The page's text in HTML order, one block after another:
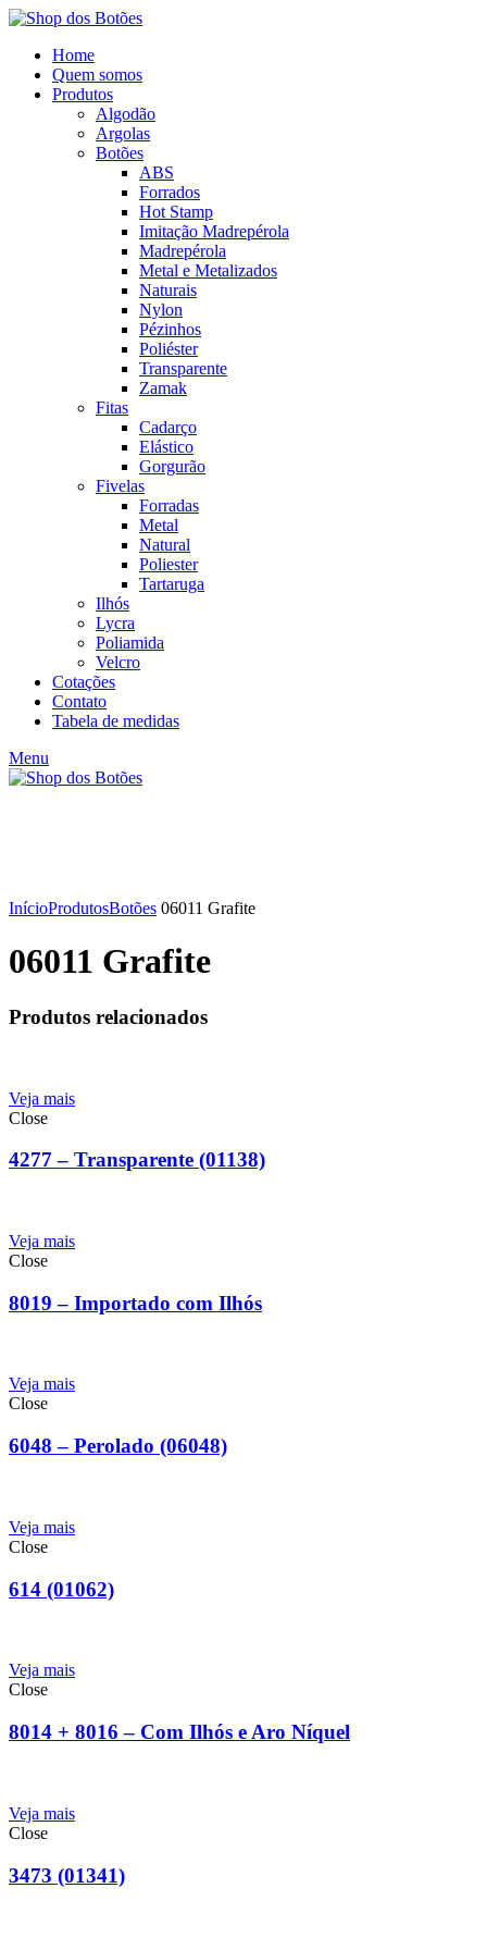
Home
Quem somos
Produtos
Algodão
Argolas
Botões
ABS
Forrados
Hot Stamp
Imitação Madrepérola
Madrepérola
Metal e Metalizados
Naturais
Nylon
Pézinhos
Poliéster
Transparente
Zamak
Fitas
Cadarço
Elástico
Gorgurão
Fivelas
Forradas
Metal
Natural
Poliester
Tartaruga
Ilhós
Lycra
Poliamida
Velcro
Cotações
Contato
Tabela de medidas
Menu
InícioProdutosBotões 06011 Grafite
06011 Grafite
Produtos relacionados
Veja mais
Close
4277 – Transparente (01138)
Veja mais
Close
8019 – Importado com Ilhós
Veja mais
Close
6048 – Perolado (06048)
Veja mais
Close
614 (01062)
Veja mais
Close
8014 + 8016 – Com Ilhós e Aro Níquel
Veja mais
Close
3473 (01341)